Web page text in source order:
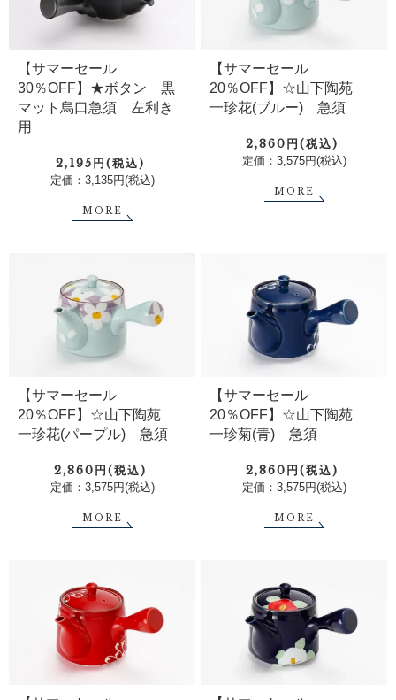
【サマーセール
30％OFF】★ボタン 黒
マット烏口急須 左利き
用
2,195円(税込)
定価：3,135円(税込)
MORE
【サマーセール
20％OFF】☆山下陶苑
一珍花(ブルー) 急須
2,860円(税込)
定価：3,575円(税込)
MORE
【サマーセール
20％OFF】☆山下陶苑
一珍花(パープル) 急須
2,860円(税込)
定価：3,575円(税込)
MORE
【サマーセール
20％OFF】☆山下陶苑
一珍菊(青) 急須
2,860円(税込)
定価：3,575円(税込)
MORE